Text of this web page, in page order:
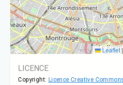
Leaflet |
LICENCE
Copyright: Licence Creative